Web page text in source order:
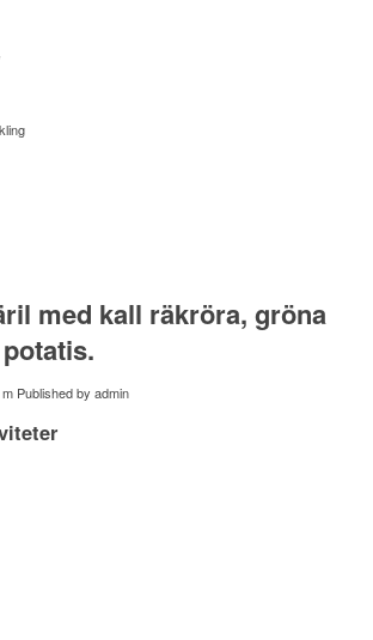
med kall räkröra, gröna
Published byadmin